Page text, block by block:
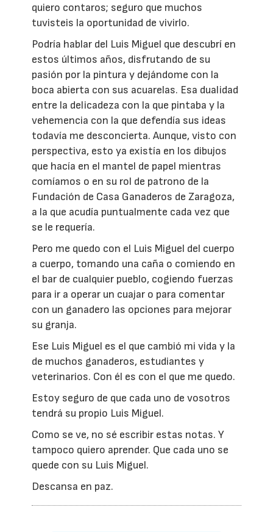
quiero contaros; seguro que muchos
tuvisteis la oportunidad de vivirlo.
Podría hablar del Luis Miguel que descubrí en
estos últimos años, disfrutando de su
pasión por la pintura y dejándome con la
boca abierta con sus acuarelas. Esa dualidad
entre la delicadeza con la que pintaba y la
vehemencia con la que defendía sus ideas
todavía me desconcierta. Aunque, visto con
perspectiva, esto ya existía en los dibujos
que hacía en el mantel de papel mientras
comíamos o en su rol de patrono de la
Fundación de Casa Ganaderos de Zaragoza,
a la que acudía puntualmente cada vez que
se le requería.
Pero me quedo con el Luis Miguel del cuerpo
a cuerpo, tomando una caña o comiendo en
el bar de cualquier pueblo, cogiendo fuerzas
para ir a operar un cuajar o para comentar
con un ganadero las opciones para mejorar
su granja.
Ese Luis Miguel es el que cambió mi vida y la
de muchos ganaderos, estudiantes y
veterinarios. Con él es con el que me quedo.
Estoy seguro de que cada uno de vosotros
tendrá su propio Luis Miguel.
Como se ve, no sé escribir estas notas. Y
tampoco quiero aprender. Que cada uno se
quede con su Luis Miguel.
Descansa en paz.